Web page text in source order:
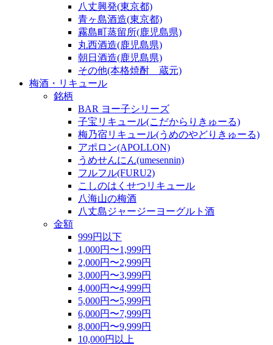
八丈興発(東京都)
青ヶ島酒造(東京都)
霧島町蒸留所(鹿児島県)
丸西酒造(鹿児島県)
朝日酒造(鹿児島県)
その他(本格焼酎 蔵元)
梅酒・リキュール
銘柄
BAR ヨー子シリーズ
子宝リキュール(こだからりきゅーる)
梅乃宿リキュール(うめのやどりきゅーる)
アポロン(APOLLON)
うめせんにん(umesennin)
フルフル(FURU2)
こしのはくせつリキュール
八海山の梅酒
八丈島ジャージーヨーグルト酒
金額
999円以下
1,000円〜1,999円
2,000円〜2,999円
3,000円〜3,999円
4,000円〜4,999円
5,000円〜5,999円
6,000円〜7,999円
8,000円〜9,999円
10,000円以上